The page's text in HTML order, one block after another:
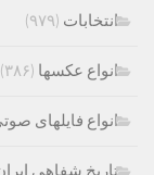
انتخابات (۹۷۹)
انواع عکسها (۳۸۶)
انواع فایلهای
تاریخ شفاهی